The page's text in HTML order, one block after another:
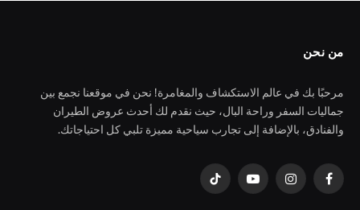
من نحن
مرحبًا بك في عالم الاستكشاف والمغامرة! نحن في موقعنا نجمع بين
جماليات السفر وراحة البال، حيث نقدم لك أحدث عروض الطيران
والفنادق، بالإضافة إلى تجارب سياحية مميزة تلبي كل احتياجاتك.
فيسبوكالانستغراميوتيوب تيكتوك